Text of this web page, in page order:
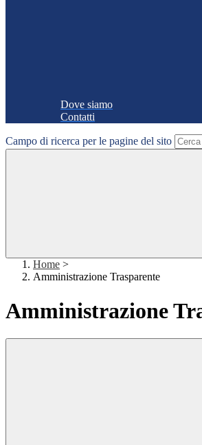
Dove siamo
Contatti
Campo di ricerca per le pagine del sito
Home >
Amministrazione Trasparente
Amministrazione